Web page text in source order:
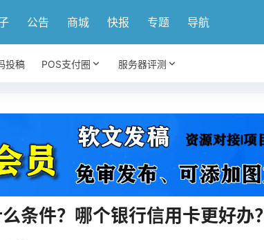
公告 商城 快报 专题 导航
投稿 POS支付圈 服务器评测
条件？哪个银行信用卡更好办？